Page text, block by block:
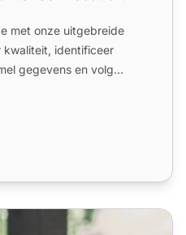
met onze uitgebreide
kwaliteit, identificeer
gegevens en volg
in